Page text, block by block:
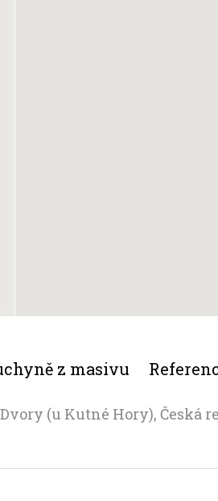
z masivu
Dvory (u Kutné Hory), Česká